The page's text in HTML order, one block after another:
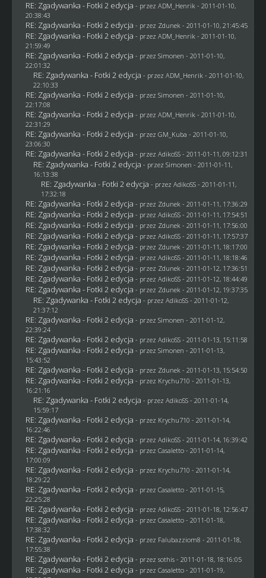
RE: Zgadywanka - Fotki 2 edycja - przez ADM_Henrik - 2011-01-10,
20:38:43
RE: Zgadywanka - Fotki 2 edycja - przez Zdunek - 2011-01-10, 21:45:45
RE: Zgadywanka - Fotki 2 edycja - przez ADM_Henrik - 2011-01-10,
21:59:49
RE: Zgadywanka - Fotki 2 edycja - przez Simonen - 2011-01-10,
22:01:32
RE: Zgadywanka - Fotki 2 edycja - przez ADM_Henrik - 2011-01-10,
22:10:33
RE: Zgadywanka - Fotki 2 edycja - przez Simonen - 2011-01-10,
22:17:08
RE: Zgadywanka - Fotki 2 edycja - przez ADM_Henrik - 2011-01-10,
22:31:29
RE: Zgadywanka - Fotki 2 edycja - przez GM_Kuba - 2011-01-10,
23:06:30
RE: Zgadywanka - Fotki 2 edycja - przez AdikoSS - 2011-01-11, 09:12:31
RE: Zgadywanka - Fotki 2 edycja - przez Simonen - 2011-01-11,
16:13:38
RE: Zgadywanka - Fotki 2 edycja - przez AdikoSS - 2011-01-11,
17:32:18
RE: Zgadywanka - Fotki 2 edycja - przez Zdunek - 2011-01-11, 17:36:29
RE: Zgadywanka - Fotki 2 edycja - przez AdikoSS - 2011-01-11, 17:54:51
RE: Zgadywanka - Fotki 2 edycja - przez Zdunek - 2011-01-11, 17:56:00
RE: Zgadywanka - Fotki 2 edycja - przez AdikoSS - 2011-01-11, 17:57:37
RE: Zgadywanka - Fotki 2 edycja - przez Zdunek - 2011-01-11, 18:17:00
RE: Zgadywanka - Fotki 2 edycja - przez AdikoSS - 2011-01-11, 18:18:46
RE: Zgadywanka - Fotki 2 edycja - przez Zdunek - 2011-01-12, 17:36:51
RE: Zgadywanka - Fotki 2 edycja - przez AdikoSS - 2011-01-12, 18:44:49
RE: Zgadywanka - Fotki 2 edycja - przez Zdunek - 2011-01-12, 19:37:35
RE: Zgadywanka - Fotki 2 edycja - przez AdikoSS - 2011-01-12,
21:37:12
RE: Zgadywanka - Fotki 2 edycja - przez Simonen - 2011-01-12,
22:39:24
RE: Zgadywanka - Fotki 2 edycja - przez AdikoSS - 2011-01-13, 15:11:58
RE: Zgadywanka - Fotki 2 edycja - przez Simonen - 2011-01-13,
15:43:52
RE: Zgadywanka - Fotki 2 edycja - przez Zdunek - 2011-01-13, 15:54:50
RE: Zgadywanka - Fotki 2 edycja - przez Krychu710 - 2011-01-13,
16:21:16
RE: Zgadywanka - Fotki 2 edycja - przez AdikoSS - 2011-01-14,
15:59:17
RE: Zgadywanka - Fotki 2 edycja - przez Krychu710 - 2011-01-14,
16:22:46
RE: Zgadywanka - Fotki 2 edycja - przez AdikoSS - 2011-01-14, 16:39:42
RE: Zgadywanka - Fotki 2 edycja - przez Casaletto- 2011-01-14,
17:00:09
RE: Zgadywanka - Fotki 2 edycja - przez Krychu710 - 2011-01-14,
18:29:22
RE: Zgadywanka - Fotki 2 edycja - przez Casaletto- 2011-01-15,
22:25:28
RE: Zgadywanka - Fotki 2 edycja - przez AdikoSS - 2011-01-18, 12:56:47
RE: Zgadywanka - Fotki 2 edycja - przez Casaletto- 2011-01-18,
17:38:32
RE: Zgadywanka - Fotki 2 edycja - przez Falubazziom8 - 2011-01-18,
17:55:38
RE: Zgadywanka - Fotki 2 edycja - przez sothis- 2011-01-18, 18:16:05
RE: Zgadywanka - Fotki 2 edycja - przez Casaletto- 2011-01-19,